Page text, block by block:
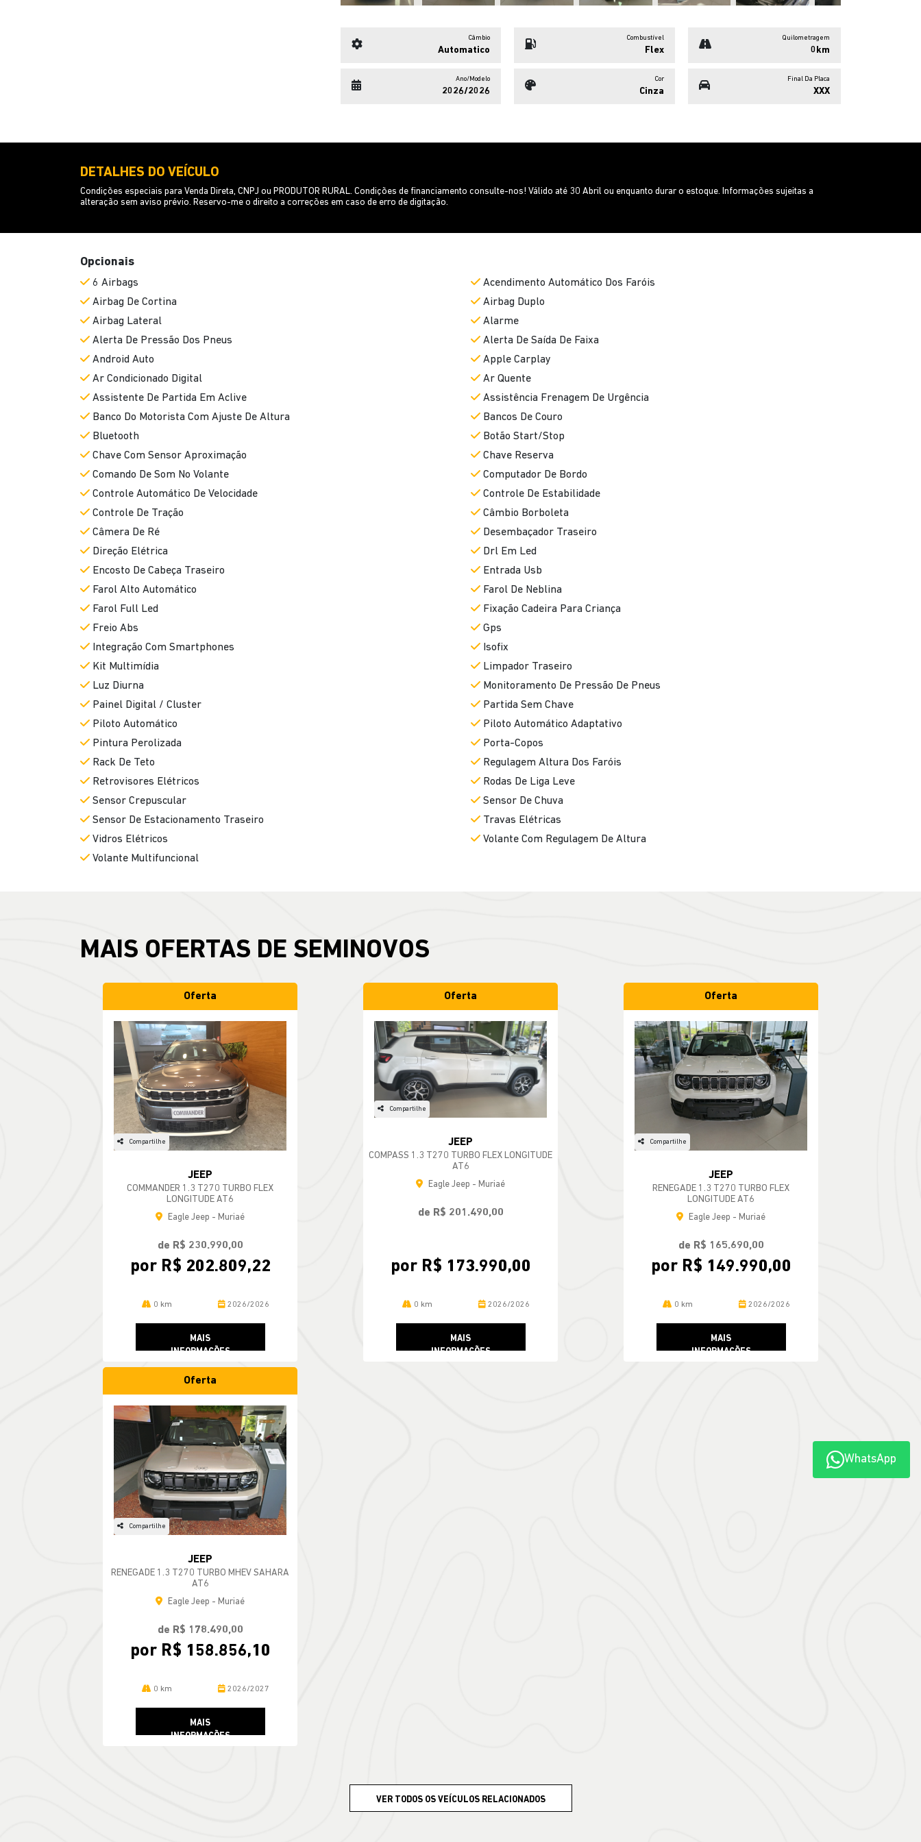
Câmbio
Automatico
Combustível
Flex
Quilometragem
0km
Ano/Modelo
2026/2026
Cor
Cinza
Final Da Placa
XXX
DETALHES DO VEÍCULO
Condições especiais para Venda Direta, CNPJ ou PRODUTOR RURAL. Condições de financiamento consulte-nos! Válido até 30 Abril ou enquanto durar o estoque. Informações sujeitas a
alteração sem aviso prévio. Reservo-me o direito a correções em caso de erro de digitação.
Opcionais
6 Airbags
Acendimento Automático Dos Faróis
Airbag De Cortina
Airbag Duplo
Airbag Lateral
Alarme
Alerta De Pressão Dos Pneus
Alerta De Saída De Faixa
Android Auto
Apple Carplay
Ar Condicionado Digital
Ar Quente
Assistente De Partida Em Aclive
Assistência Frenagem De Urgência
Banco Do Motorista Com Ajuste De Altura
Bancos De Couro
Bluetooth
Botão Start/Stop
Chave Com Sensor Aproximação
Chave Reserva
Comando De Som No Volante
Computador De Bordo
Controle Automático De Velocidade
Controle De Estabilidade
Controle De Tração
Câmbio Borboleta
Câmera De Ré
Desembaçador Traseiro
Direção Elétrica
Drl Em Led
Encosto De Cabeça Traseiro
Entrada Usb
Farol Alto Automático
Farol De Neblina
Farol Full Led
Fixação Cadeira Para Criança
Freio Abs
Gps
Integração Com Smartphones
Isofix
Kit Multimídia
Limpador Traseiro
Luz Diurna
Monitoramento De Pressão De Pneus
Painel Digital / Cluster
Partida Sem Chave
Piloto Automático
Piloto Automático Adaptativo
Pintura Perolizada
Porta-Copos
Rack De Teto
Regulagem Altura Dos Faróis
Retrovisores Elétricos
Rodas De Liga Leve
Sensor Crepuscular
Sensor De Chuva
Sensor De Estacionamento Traseiro
Travas Elétricas
Vidros Elétricos
Volante Com Regulagem De Altura
Volante Multifuncional
MAIS OFERTAS DE SEMINOVOS
Oferta
Compartilhe
JEEP
COMMANDER 1.3 T270 TURBO FLEX
LONGITUDE AT6
Eagle Jeep - Muriaé
de R$ 230.990,00
por R$ 202.809,22
0 km 2026/2026
MAIS
INFORMAÇÕES
Oferta
Compartilhe
JEEP
COMPASS 1.3 T270 TURBO FLEX LONGITUDE
AT6
Eagle Jeep - Muriaé
de R$ 201.490,00
por R$ 173.990,00
0 km 2026/2026
MAIS
INFORMAÇÕES
Oferta
Compartilhe
JEEP
RENEGADE 1.3 T270 TURBO FLEX
LONGITUDE AT6
Eagle Jeep - Muriaé
de R$ 165.690,00
por R$ 149.990,00
0 km 2026/2026
MAIS
INFORMAÇÕES
Oferta
Compartilhe
JEEP
RENEGADE 1.3 T270 TURBO MHEV SAHARA
AT6
Eagle Jeep - Muriaé
de R$ 178.490,00
por R$ 158.856,10
0 km 2026/2027
MAIS
INFORMAÇÕES
VER TODOS OS VEÍCULOS RELACIONADOS
WhatsApp